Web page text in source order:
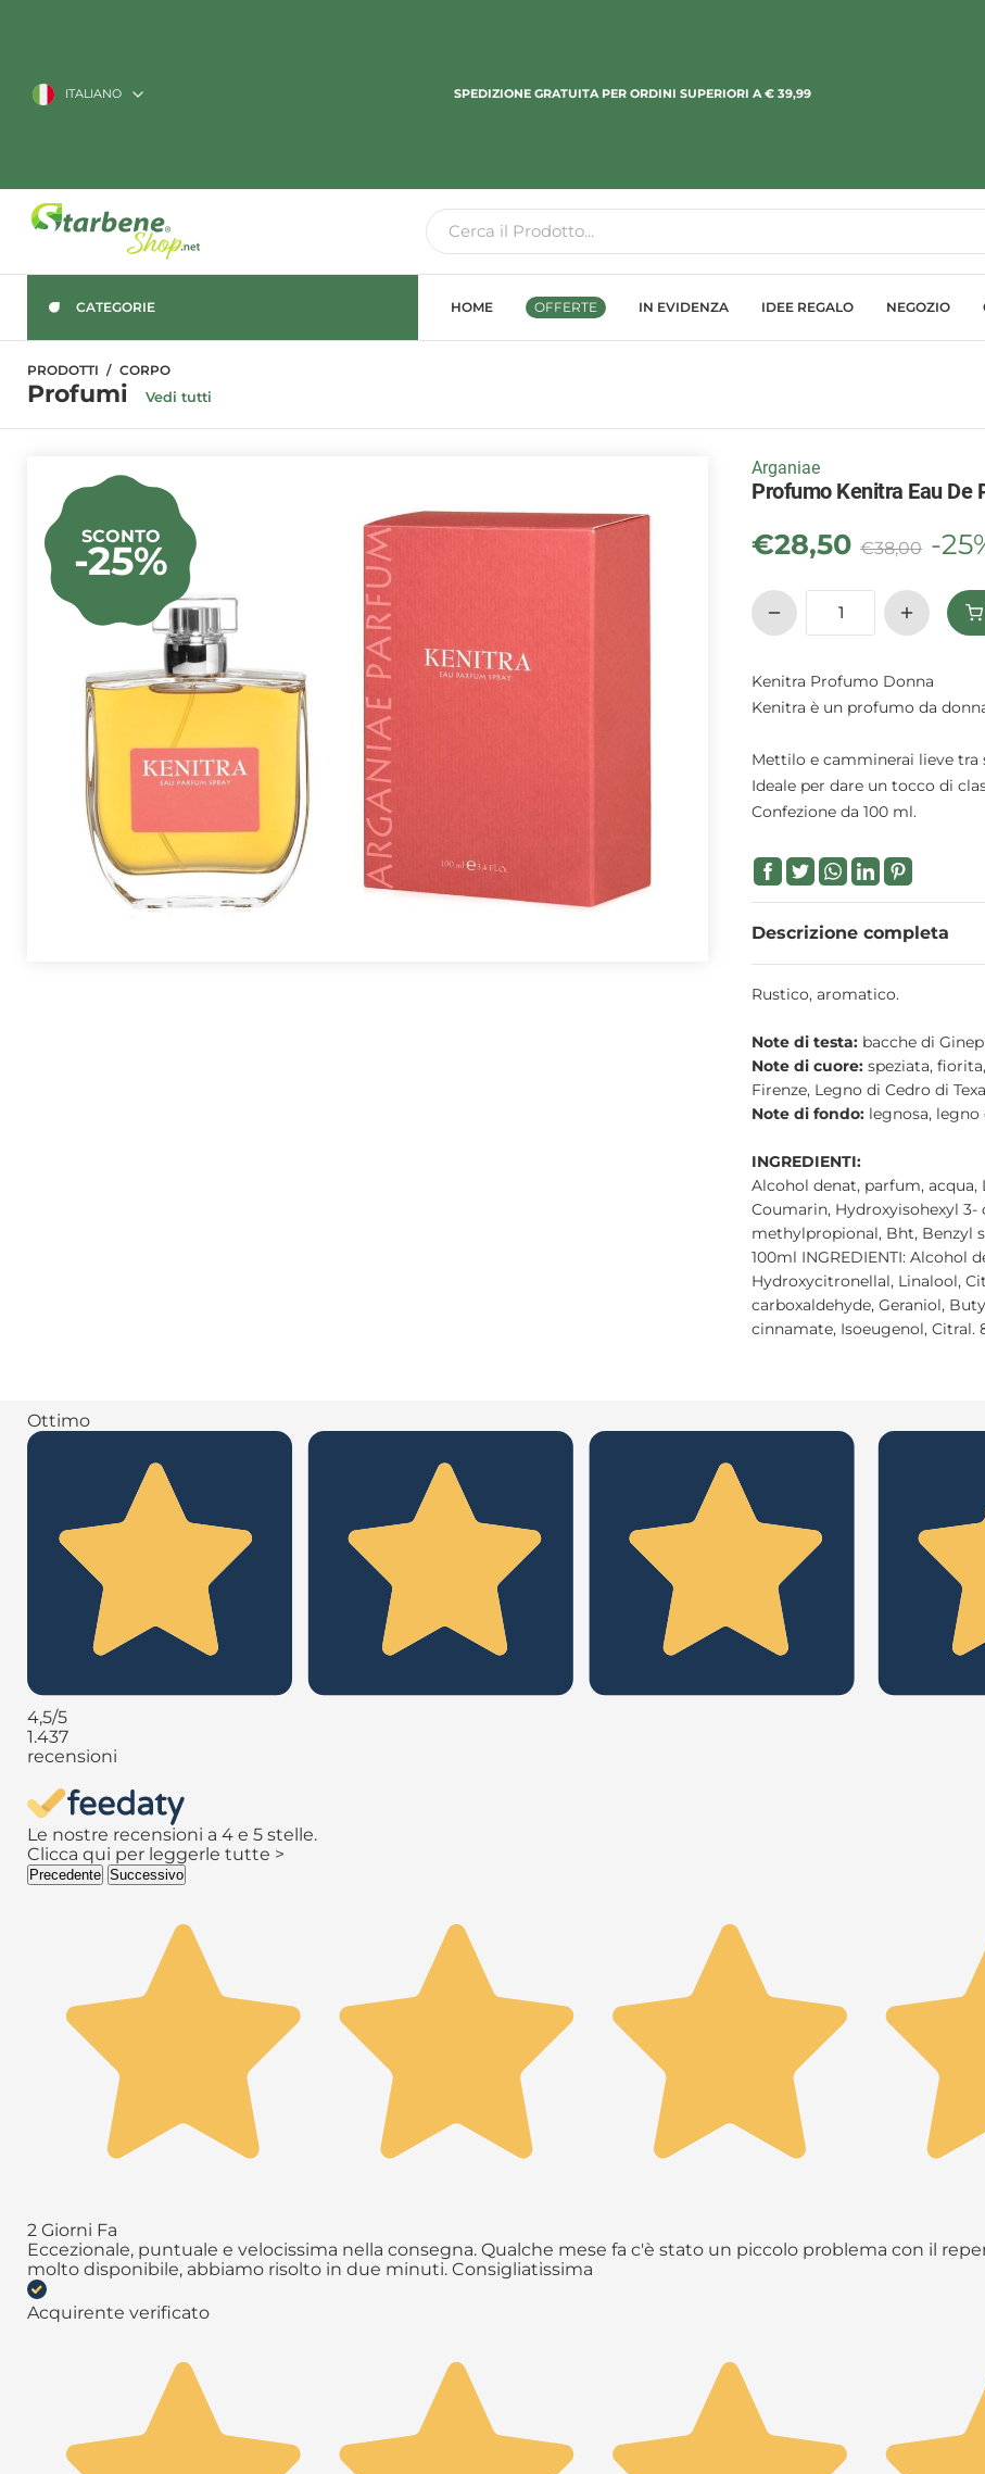
ITALIANO SPEDIZIONE GRATUITA PER ORDINI SUPERIORI A € 39,99
CATEGORIE HOME OFFERTE IN EVIDENZA IDEE REGALO NEGOZIO
PRODOTTI CORPO
Profumi Vedi tutti
SCONTO
-25%
Arganiae
Profumo Kenitra Eau De
€28,50 €38,00 -
Kenitra Profumo Donna
Kenitra è un profumo da
Mettilo e camminerai lieve
Ideale per dare un tocco di
Confezione da 100 ml.
Descrizione completa
Rustico, aromatico.
Note di testa: bacche di
Note di cuore: speziata,
Firenze, Legno di Cedro di
Note di fondo: legnosa, legno
INGREDIENTI:
Alcohol denat, parfum,
Coumarin, Hydroxyisohexyl 3-
methylpropional, Bht, Benzyl
100ml INGREDIENTI: Alcohol
Hydroxycitronellal, Linalool,
carboxaldehyde, Geraniol,
cinnamate, Isoeugenol, Citral.
Ottimo
4,5/5
1.437
recensioni
Le nostre recensioni a 4 e 5 stelle.
Clicca qui per leggerle tutte >
Precedente Successivo
2 Giorni Fa
Eccezionale, puntuale e velocissima nella consegna. Qualche mese fa c'è stato un piccolo problema con il
molto disponibile, abbiamo risolto in due minuti. Consigliatissima
Acquirente verificato